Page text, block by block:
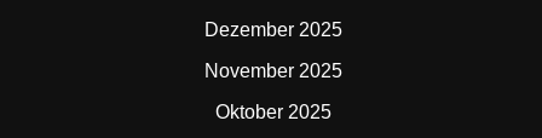
Dezember 2025
November 2025
Oktober 2025